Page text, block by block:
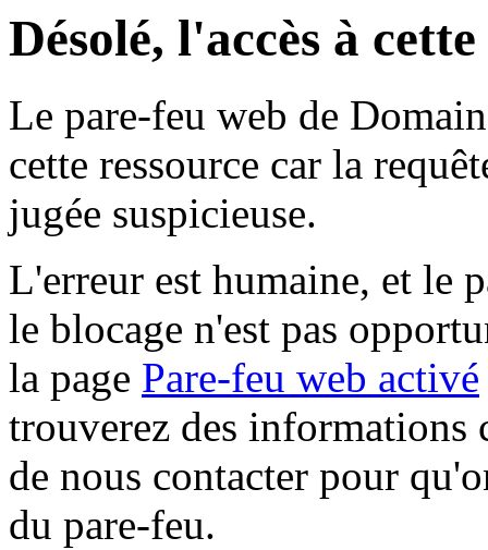
Désolé, l'accès à
Le pare-feu web de
cette ressource car la
jugée suspicieuse.
L'erreur est humaine, et le
le blocage n'est pas
la page Pare-feu web activé
trouverez des informations
de nous contacter pour
du pare-feu.